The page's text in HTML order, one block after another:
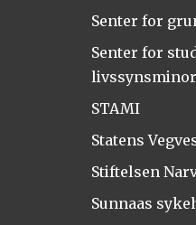
Senter for
Senter for
STAMI
Statens
Stiftelsen
Sunnaas